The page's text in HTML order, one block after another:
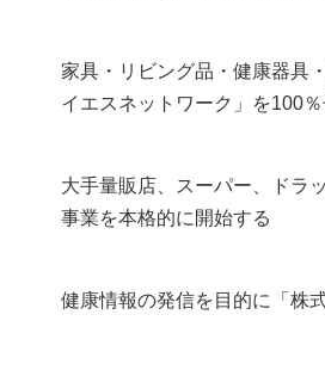
家具・リビング品・健康器具
イエスネットワーク」を100
大手量販店、スーパー、ドラ
事業を本格的に開始する
健康情報の発信を目的に「株